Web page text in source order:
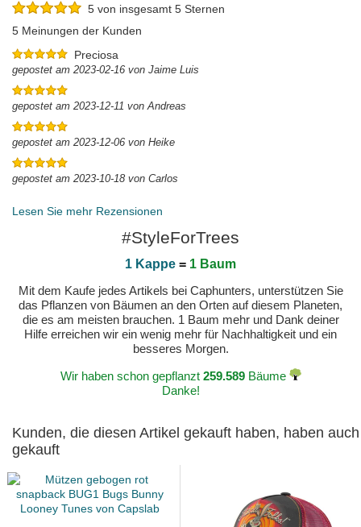
5 von insgesamt 5 Sternen
5 Meinungen der Kunden
Preciosa
gepostet am 2023-02-16 von Jaime Luis
gepostet am 2023-12-11 von Andreas
gepostet am 2023-12-06 von Heike
gepostet am 2023-10-18 von Carlos
Lesen Sie mehr Rezensionen
#StyleForTrees
1 Kappe = 1 Baum
Mit dem Kaufe jedes Artikels bei Caphunters, unterstützen Sie
das Pflanzen von Bäumen an den Orten auf diesem Planeten,
die es am meisten brauchen. 1 Baum mehr und Dank deiner
Hilfe erreichen wir ein wenig mehr für Nachhaltigkeit und ein
besseres Morgen.
Wir haben schon gepflanzt 259.589Bäume
Danke!
Kunden, die diesen Artikel gekauft haben, haben auch
gekauft